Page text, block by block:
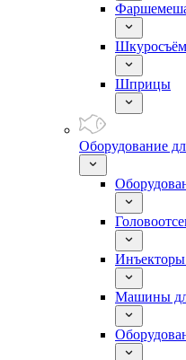
Шприцы
Оборудование
Машины